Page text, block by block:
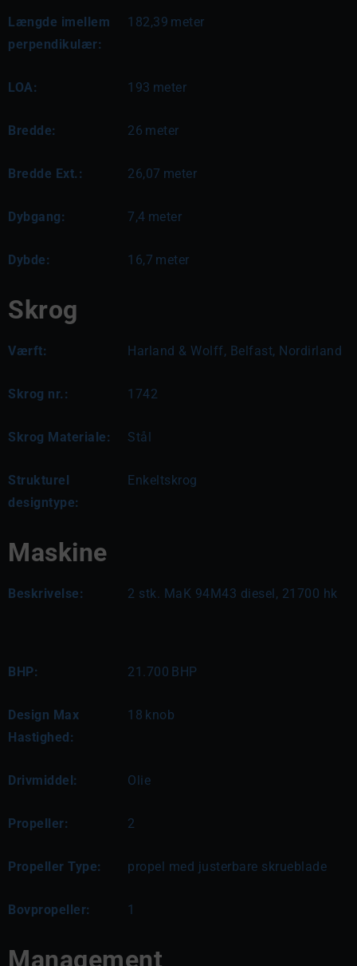
Længde imellem
perpendikulær:
182,39 meter
LOA: 193 meter
Bredde: 26 meter
Bredde Ext.: 26,07 meter
Dybgang: 7,4 meter
Dybde: 16,7 meter
Skrog
Værft: Harland & Wolff, Belfast, Nordirland
Skrog nr.: 1742
Skrog Materiale: Stål
Strukturel
designtype:
Enkeltskrog
Maskine
Beskrivelse: 2 stk. MaK 94M43 diesel, 21700 hk
BHP: 21.700 BHP
Design Max
Hastighed:
18 knob
Drivmiddel: Olie
Propeller: 2
Propeller Type: propel med justerbare skrueblade
Bovpropeller: 1
Management